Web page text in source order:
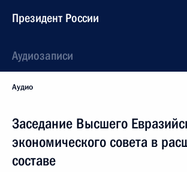
Президент России
Аудиозаписи
Аудио
Заседание Высшего
экономического совета в
составе